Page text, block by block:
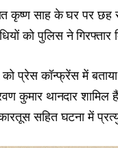
कृष्ण साह के घर पर
को पुलिस ने गिरफ्तार
प्रेस कॉन्फ्रेंस में
कुमार थानदार
सहित घटना में